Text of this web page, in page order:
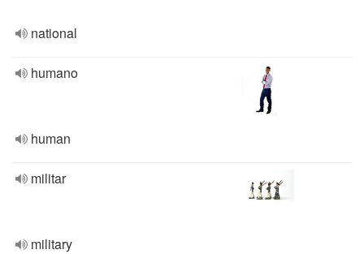
national
humano
human
militar
military